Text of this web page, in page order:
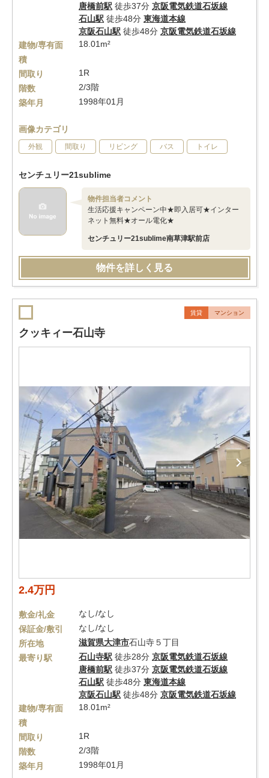
唐橋前駅 徒歩37分 京阪電気鉄道石坂線
石山駅 徒歩48分 東海道本線
京阪石山駅 徒歩48分 京阪電気鉄道石坂線
建物/専有面
積
18.01m²
間取り
1R
階数
2/3階
築年月
1998年01月
画像カテゴリ
外観 間取り リビング バス トイレ
センチュリー21sublime
物件担当者コメント
生活応援キャンペーン中★即入居可★インター
ネット無料★オール電化★
センチュリー21sublime南草津駅前店
物件を詳しく見る
賃貸 マンション
クッキィー石山寺
2.4万円
敷金/礼金
なし/なし
保証金/敷引
なし/なし
所在地
滋賀県大津市石山寺５丁目
最寄り駅
石山寺駅 徒歩28分 京阪電気鉄道石坂線
唐橋前駅 徒歩37分 京阪電気鉄道石坂線
石山駅 徒歩48分 東海道本線
京阪石山駅 徒歩48分 京阪電気鉄道石坂線
建物/専有面
積
18.01m²
間取り
1R
階数
2/3階
築年月
1998年01月